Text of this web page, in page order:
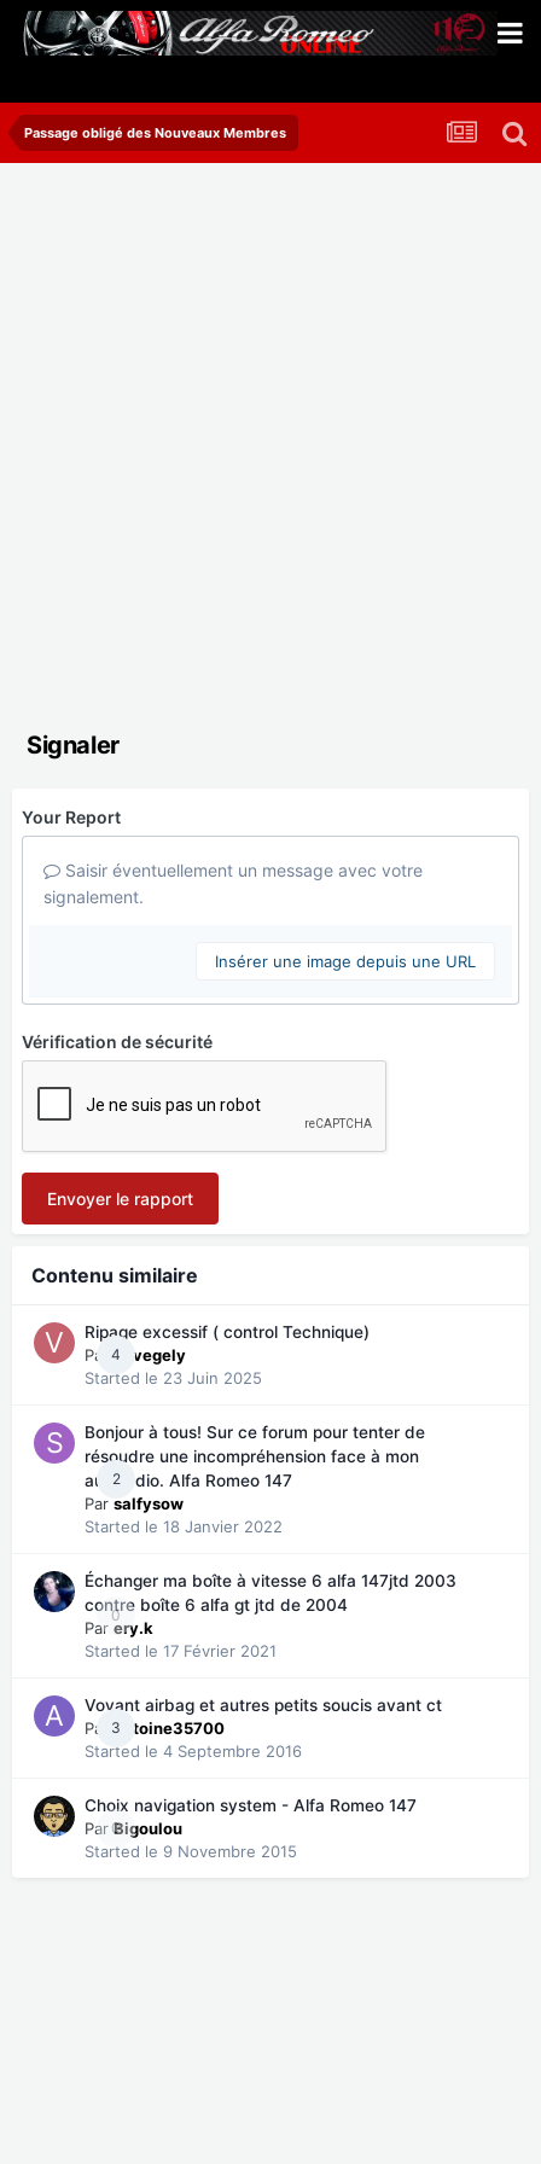
Passage obligé des Nouveaux Membres
Signaler
Your Report
Saisir éventuellement un message avec votre
signalement.
Insérer une image depuis une URL
Vérification de sécurité
Envoyer le rapport
Contenu similaire
4
Ripage excessif ( control Technique)
Parvevegely
Started le 23 Juin 2025
2
Bonjour à tous! Sur ce forum pour tenter de
résoudre une incompréhension face à mon
autoradio. Alfa Romeo 147
Par salfysow
Started le 18 Janvier 2022
0
Échanger ma boîte à vitesse 6 alfa 147jtd 2003
contre boîte 6 alfa gt jtd de 2004
Par ery.k
Started le 17 Février 2021
3
Voyant airbag et autres petits soucis avant ct
Parantoine35700
Started le 4 Septembre 2016
0
Choix navigation system - Alfa Romeo 147
ParBigoulou
Started le 9 Novembre 2015